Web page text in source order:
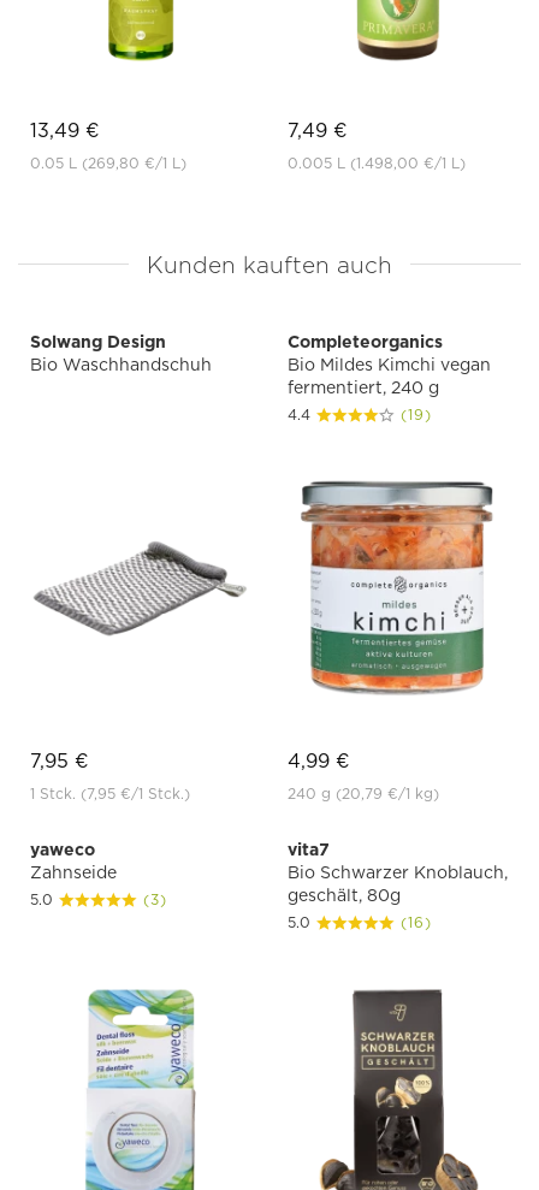
13,49 €
0.05 L (269,80 €/1 L)
7,49 €
0.005 L (1.498,00 €/1 L)
Kunden kauften auch
Solwang Design
Bio Waschhandschuh
7,95 €
1 Stck. (7,95 €/1 Stck.)
Completeorganics
Bio Mildes Kimchi vegan
fermentiert, 240 g
4.4 (19)
4,99 €
240 g (20,79 €/1 kg)
yaweco
Zahnseide
5.0 (3)
vita7
Bio Schwarzer Knoblauch,
geschält, 80g
5.0 (16)